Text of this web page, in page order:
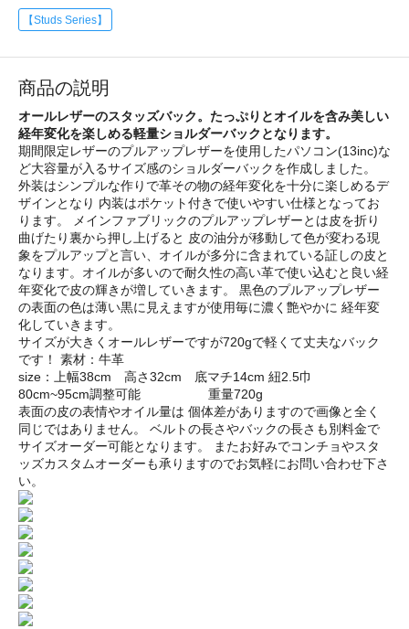
【Studs Series】
商品の説明
オールレザーのスタッズバック。たっぷりとオイルを含み美しい
経年変化を楽しめる軽量ショルダーバックとなります。
期間限定レザーのプルアップレザーを使用したパソコン(13inc)な
ど大容量が入るサイズ感のショルダーバックを作成しました。
外装はシンプルな作りで革その物の経年変化を十分に楽しめるデ
ザインとなり 内装はポケット付きで使いやすい仕様となってお
ります。 メインファブリックのプルアップレザーとは皮を折り
曲げたり裏から押し上げると 皮の油分が移動して色が変わる現
象をプルアップと言い、オイルが多分に含まれている証しの皮と
なります。オイルが多いので耐久性の高い革で使い込むと良い経
年変化で皮の輝きが増していきます。 黒色のプルアップレザー
の表面の色は薄い黒に見えますが使用毎に濃く艶やかに 経年変
化していきます。
サイズが大きくオールレザーですが720gで軽くて丈夫なバック
です！ 素材：牛革
size：上幅38cm 高さ32cm 底マチ14cm 紐2.5巾
80cm~95cm調整可能 重量720g
表面の皮の表情やオイル量は 個体差がありますので画像と全く
同じではありません。 ベルトの長さやバックの長さも別料金で
サイズオーダー可能となります。 またお好みでコンチョやスタ
ッズカスタムオーダーも承りますのでお気軽にお問い合わせ下さ
い。